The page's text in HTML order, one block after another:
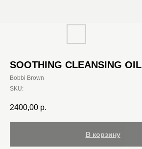
SOOTHING CLEANSING OIL
Bobbi Brown
SKU:
2400,00 р.
В корзину